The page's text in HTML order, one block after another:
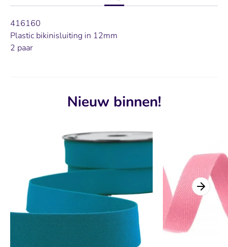
416160
Plastic bikinisluiting in 12mm
2 paar
Nieuw binnen!